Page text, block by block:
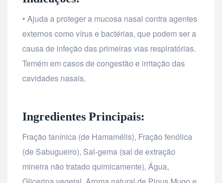
• Ajuda a proteger a mucosa nasal contra agentes
externos como vírus e bactérias, que podem ser a
causa de infeção das primeiras vias respiratórias.
Temém em casos de congestão e irritação das
cavidades nasais.
Ingredientes Principais:
Fração tanínica (de Hamamélis), Fração fenólica
(de Sabugueiro), Sal-gema (sal de extração
mineira não tratado quimicamente), Água,